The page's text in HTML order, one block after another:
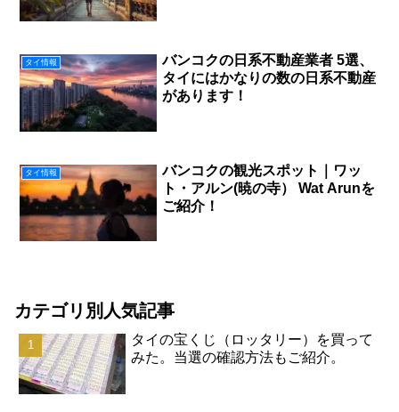
タイ情報
バンコクの日系不動産業者 5選、
タイにはかなりの数の日系不動産
があります！
タイ情報
バンコクの観光スポット｜ワッ
ト・アルン(暁の寺） Wat Arunを
ご紹介！
カテゴリ別人気記事
タイの宝くじ（ロッタリー）を買って
みた。当選の確認方法もご紹介。